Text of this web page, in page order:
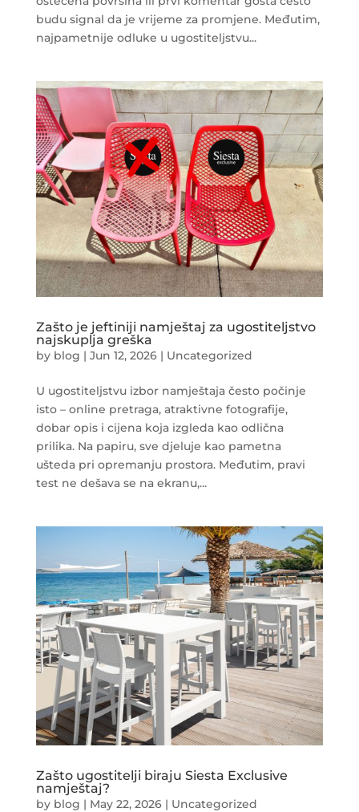
budu signal da je vrijeme za promjene. Međutim,
najpametnije odluke u ugostiteljstvu...
Zašto je jeftiniji namještaj za ugostiteljstvo
najskuplja greška
by blog | Jun 12, 2026| Uncategorized
U ugostiteljstvu izbor namještaja često počinje
isto – online pretraga, atraktivne fotografije,
dobar opis i cijena koja izgleda kao odlična
prilika. Na papiru, sve djeluje kao pametna
ušteda pri opremanju prostora. Međutim, pravi
test ne dešava se na ekranu,...
Zašto ugostitelji biraju Siesta Exclusive
namještaj?
by blog | May 22, 2026| Uncategorized